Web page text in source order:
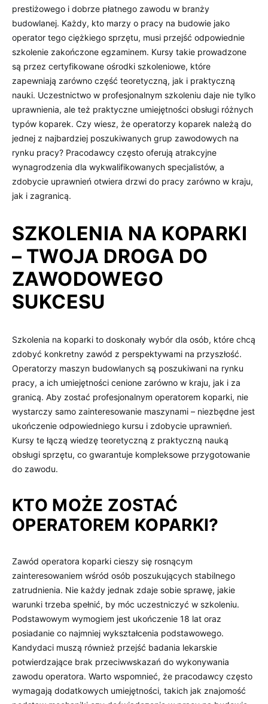
prestiżowego i dobrze płatnego zawodu w branży
budowlanej. Każdy, kto marzy o pracy na budowie jako
operator tego ciężkiego sprzętu, musi przejść odpowiednie
szkolenie zakończone egzaminem. Kursy takie prowadzone
są przez certyfikowane ośrodki szkoleniowe, które
zapewniają zarówno część teoretyczną, jak i praktyczną
nauki. Uczestnictwo w profesjonalnym szkoleniu daje nie tylko
uprawnienia, ale też praktyczne umiejętności obsługi różnych
typów koparek. Czy wiesz, że operatorzy koparek należą do
jednej z najbardziej poszukiwanych grup zawodowych na
rynku pracy? Pracodawcy często oferują atrakcyjne
wynagrodzenia dla wykwalifikowanych specjalistów, a
zdobycie uprawnień otwiera drzwi do pracy zarówno w kraju,
jak i zagranicą.
SZKOLENIA NA KOPARKI
– TWOJA DROGA DO
ZAWODOWEGO
SUKCESU
Szkolenia na koparki to doskonały wybór dla osób, które chcą
zdobyć konkretny zawód z perspektywami na przyszłość.
Operatorzy maszyn budowlanych są poszukiwani na rynku
pracy, a ich umiejętności cenione zarówno w kraju, jak i za
granicą. Aby zostać profesjonalnym operatorem koparki, nie
wystarczy samo zainteresowanie maszynami – niezbędne jest
ukończenie odpowiedniego kursu i zdobycie uprawnień.
Kursy te łączą wiedzę teoretyczną z praktyczną nauką
obsługi sprzętu, co gwarantuje kompleksowe przygotowanie
do zawodu.
KTO MOŻE ZOSTAĆ
OPERATOREM KOPARKI?
Zawód operatora koparki cieszy się rosnącym
zainteresowaniem wśród osób poszukujących stabilnego
zatrudnienia. Nie każdy jednak zdaje sobie sprawę, jakie
warunki trzeba spełnić, by móc uczestniczyć w szkoleniu.
Podstawowym wymogiem jest ukończenie 18 lat oraz
posiadanie co najmniej wykształcenia podstawowego.
Kandydaci muszą również przejść badania lekarskie
potwierdzające brak przeciwwskazań do wykonywania
zawodu operatora. Warto wspomnieć, że pracodawcy często
wymagają dodatkowych umiejętności, takich jak znajomość